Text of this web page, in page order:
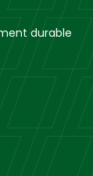
durable